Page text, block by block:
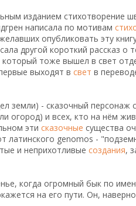
изданием стихотворение
написала по мотивам
опубликовать эту
другой короткий рассказ
тоже вышел в свет
выходят в свет в
земли) - сказочный персонаж
огород) и всех, кто на нём
эти сказочные существа
латинского genomos -
и неприхотливые создания,
когда огромный бык по
на его пути. Он,